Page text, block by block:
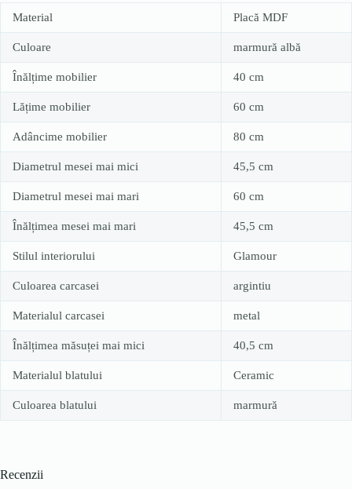
Material Placă MDF
Culoare marmură albă
Înălțime mobilier 40 cm
Lățime mobilier 60 cm
Adâncime mobilier 80 cm
Diametrul mesei mai mici 45,5 cm
Diametrul mesei mai mari 60 cm
Înălțimea mesei mai mari 45,5 cm
Stilul interiorului Glamour
Culoarea carcasei argintiu
Materialul carcasei metal
Înălțimea măsuței mai mici 40,5 cm
Materialul blatului Ceramic
Culoarea blatului marmură
Recenzii